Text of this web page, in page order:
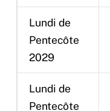
Lundi de
Pentecôte
2029
Lundi de
Pentecôte